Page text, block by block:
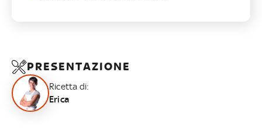
PRESENTAZIONE
Ricetta di:
Erica